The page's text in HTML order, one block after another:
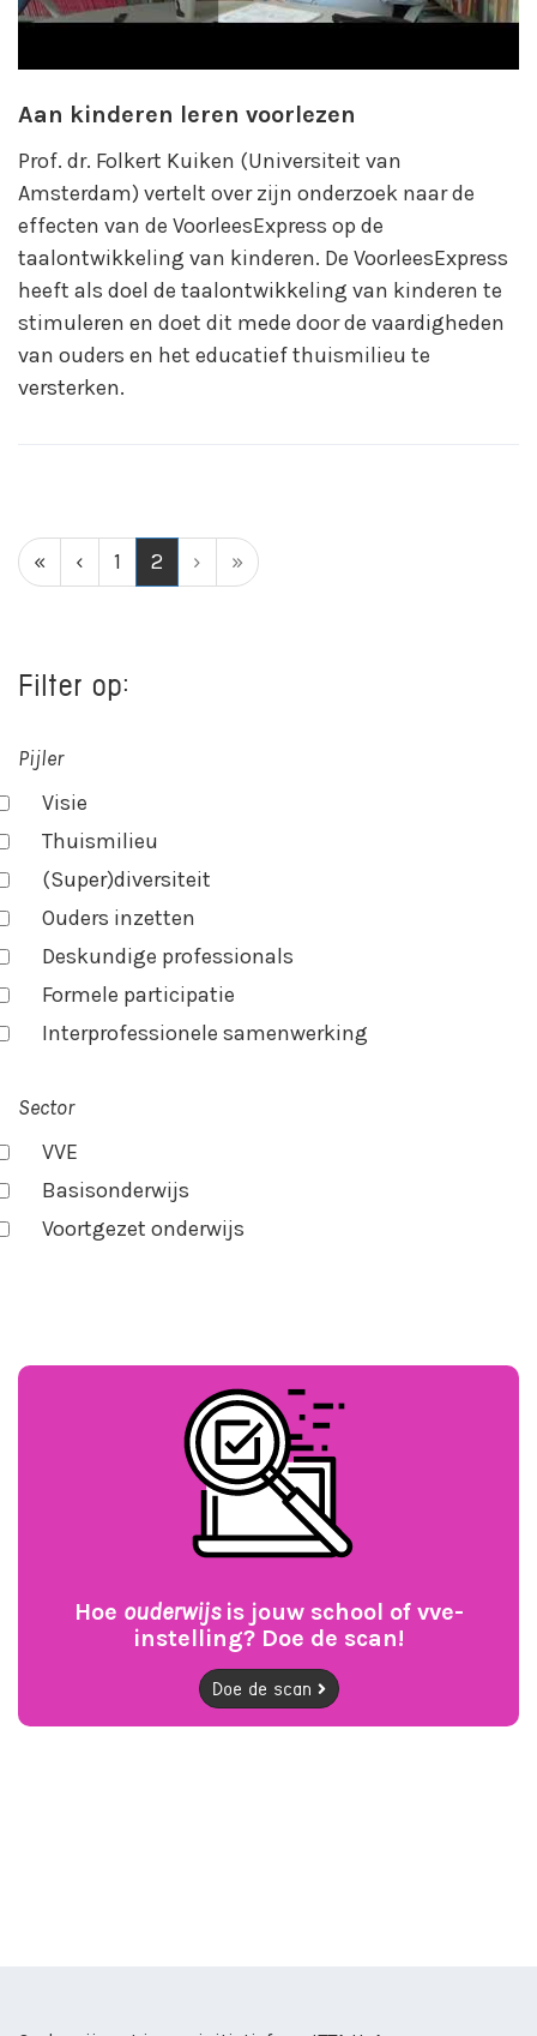
Aan kinderen leren voorlezen
Prof. dr. Folkert Kuiken (Universiteit van
Amsterdam) vertelt over zijn onderzoek naar de
effecten van de VoorleesExpress op de
taalontwikkeling van kinderen. De VoorleesExpress
heeft als doel de taalontwikkeling van kinderen te
stimuleren en doet dit mede door de vaardigheden
van ouders en het educatief thuismilieu te
versterken.
« ‹ 1 2 (current)
› »
Filter op:
Pijler
Visie
Thuismilieu
(Super)diversiteit
Ouders inzetten
Deskundige professionals
Formele participatie
Interprofessionele samenwerking
Sector
VVE
Basisonderwijs
Voortgezet onderwijs
Hoe ouderwijs is jouw school of vve-
instelling? Doe de scan!
Doe de scan